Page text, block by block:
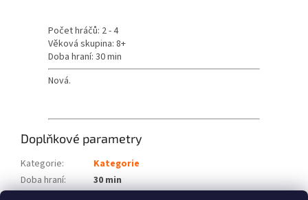
Počet hráčů: 2 - 4
Věková skupina: 8+
Doba hraní: 30 min
Nová.
Doplňkové parametry
Kategorie:
Kategorie
Doba hraní:
30 min